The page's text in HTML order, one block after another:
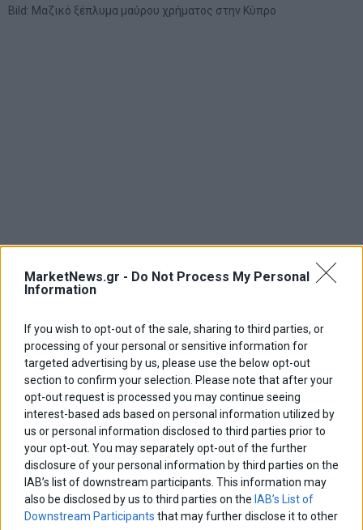
MarketNews.gr - Do Not Process My Personal
Information
If you wish to opt-out of the sale, sharing to third parties, or
processing of your personal or sensitive information for
targeted advertising by us, please use the below opt-out
section to confirm your selection. Please note that after your
opt-out request is processed you may continue seeing
interest-based ads based on personal information utilized by
us or personal information disclosed to third parties prior to
your opt-out. You may separately opt-out of the further
disclosure of your personal information by third parties on the
IAB’s list of downstream participants. This information may
also be disclosed by us to third parties on the IAB’s List of
Downstream Participants that may further disclose it to other
Bild: Μαζικό ξέπλυμα μαύρου χρήματος στην Κύπρο